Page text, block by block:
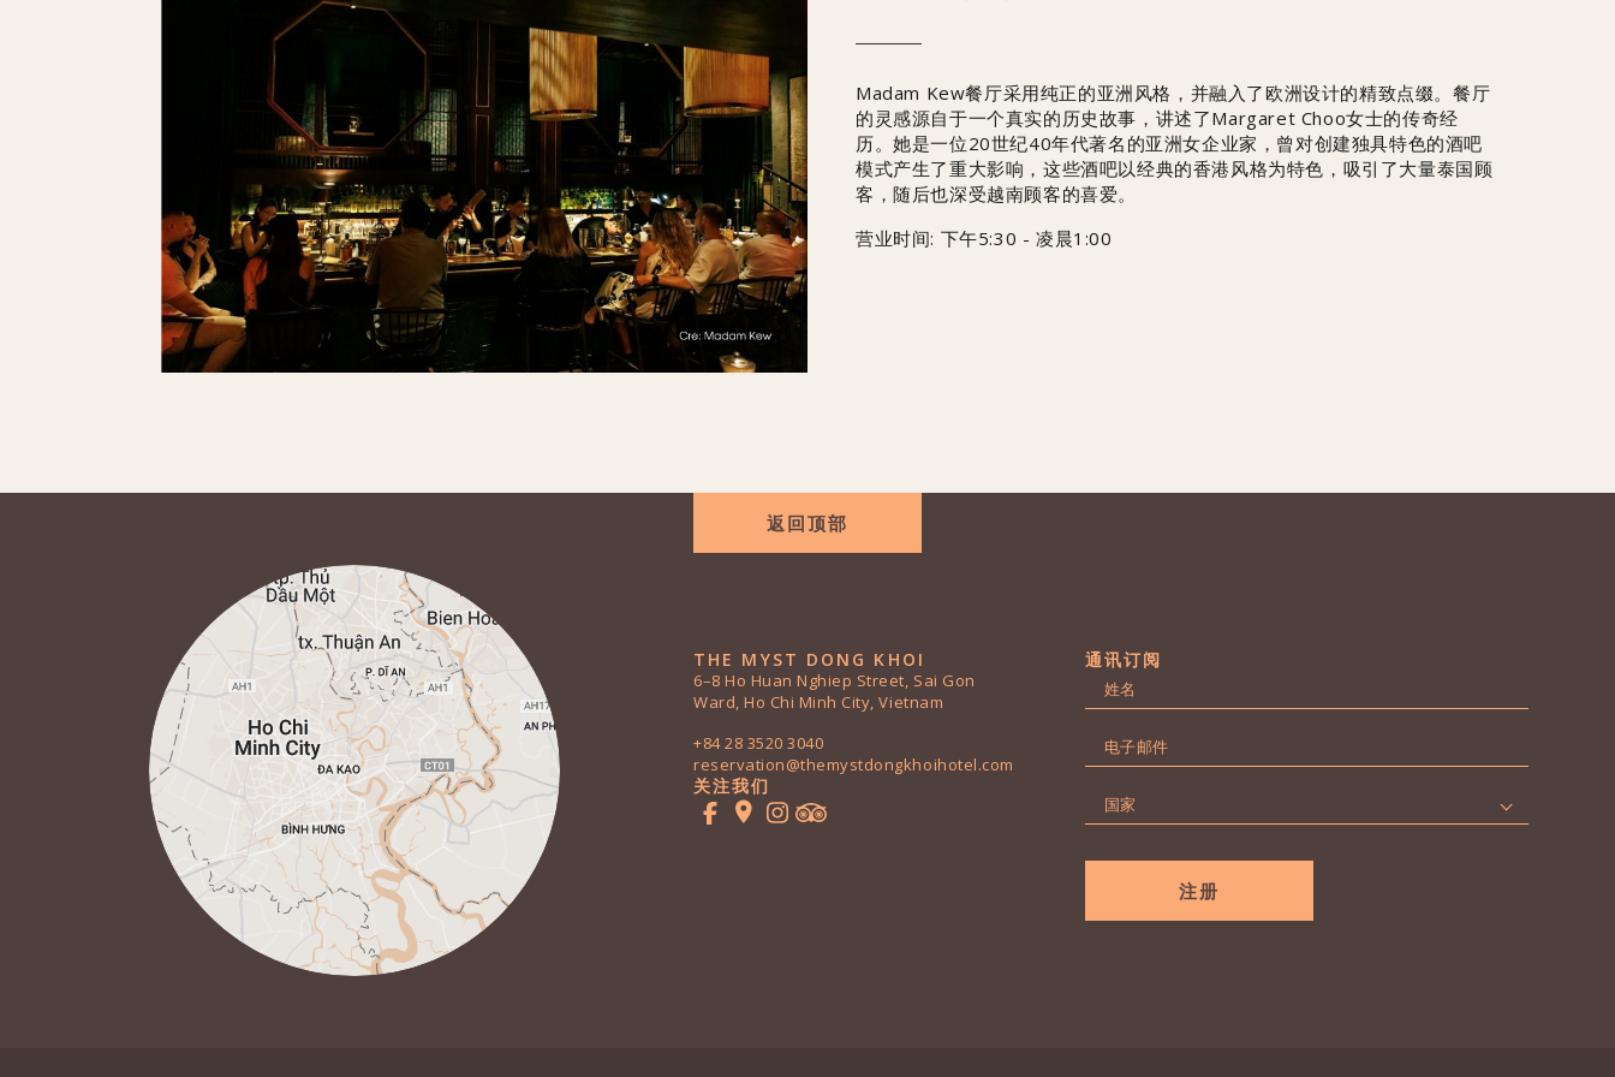
Madam Kew餐厅采用纯正的亚洲风格，并融入了欧洲设计的精致点缀。餐厅
的灵感源自于一个真实的历史故事，讲述了Margaret Choo女士的传奇经
历。她是一位20世纪40年代著名的亚洲女企业家，曾对创建独具特色的酒吧
模式产生了重大影响，这些酒吧以经典的香港风格为特色，吸引了大量泰国顾
客，随后也深受越南顾客的喜爱。
营业时间: 下午5:30 - 凌晨1:00
返回顶部
THE MYST DONG KHOI
6–8 Ho Huan Nghiep Street, Sai Gon
Ward, Ho Chi Minh City, Vietnam
+84 28 3520 3040
reservation@themystdongkhoihotel.com
关注我们
通讯订阅
字
页
子
家